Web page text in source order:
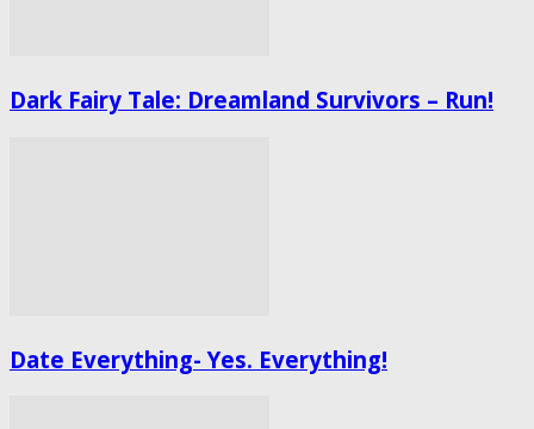
Dark Fairy Tale: Dreamland Survivors – Run!
Date Everything- Yes. Everything!